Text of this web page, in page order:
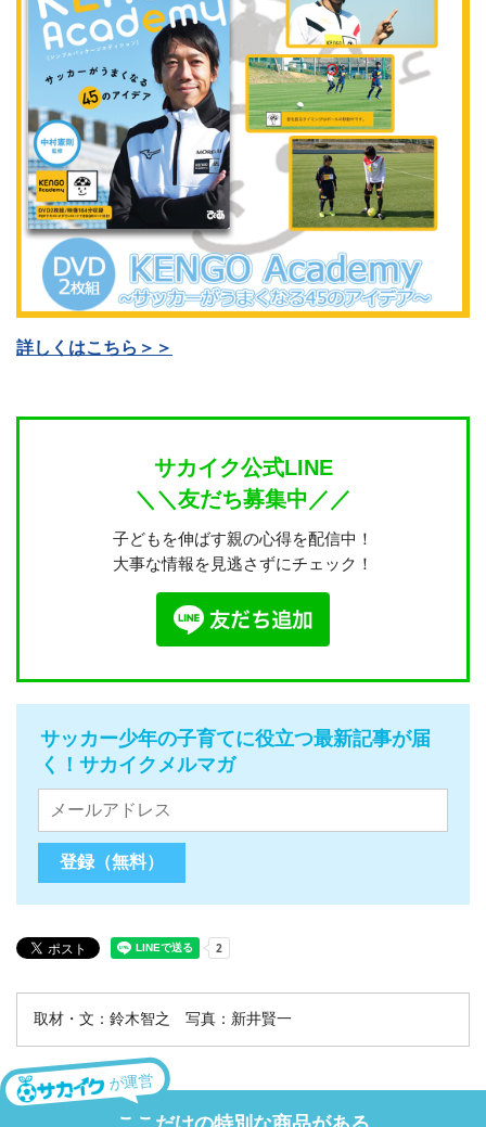
詳しくはこちら＞＞
サカイク公式LINE
＼＼友だち募集中／／
子どもを伸ばす親の心得を配信中！
大事な情報を見逃さずにチェック！
サッカー少年の子育てに役立つ最新記事が届
く！サカイクメルマガ
取材・文：鈴木智之 写真：新井賢一
が運営